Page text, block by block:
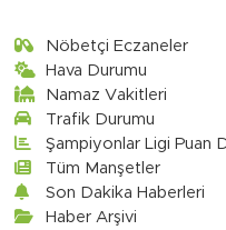
Nöbetçi Eczaneler
Hava Durumu
Namaz Vakitleri
Trafik Durumu
Şampiyonlar Ligi Puan
Tüm Manşetler
Son Dakika Haberleri
Haber Arşivi